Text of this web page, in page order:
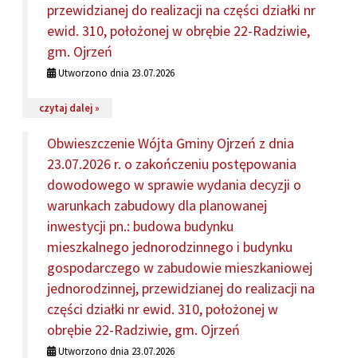
przewidzianej do realizacji na części działki nr
ewid. 310, położonej w obrębie 22-Radziwie,
gm. Ojrzeń
Utworzono dnia 23.07.2026
czytaj dalej »
Obwieszczenie Wójta Gminy Ojrzeń z dnia
23.07.2026 r. o zakończeniu postępowania
dowodowego w sprawie wydania decyzji o
warunkach zabudowy dla planowanej
inwestycji pn.: budowa budynku
mieszkalnego jednorodzinnego i budynku
gospodarczego w zabudowie mieszkaniowej
jednorodzinnej, przewidzianej do realizacji na
części działki nr ewid. 310, położonej w
obrębie 22-Radziwie, gm. Ojrzeń
Utworzono dnia 23.07.2026